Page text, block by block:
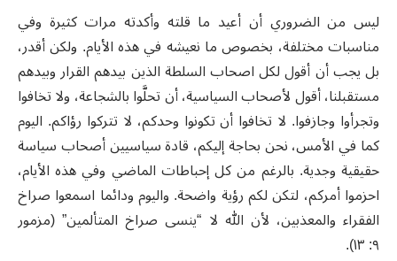
ليس من الضروري أن أعيد ما قلته وأكدته مرات كثيرة وفي
مناسبات مختلفة، بخصوص ما نعيشه في هذه الأيام. ولكن أقدر،
بل يجب أن أقول لكل اصحاب السلطة الذين بيدهم القرار وبيدهم
مستقبلنا، أقول لأصحاب السياسية، أن تحلَّوا بالشجاعة، ولا تخافوا
وتجرأوا وجازفوا. لا تخافوا أن تكونوا وحدكم، لا تتركوا رؤاكم. اليوم
كما في الأمس، نحن بحاجة إليكم، قادة سياسيين أصحاب سياسة
حقيقية وجدية. بالرغم من كل إحباطات الماضي وفي هذه الأيام،
احزموا أمركم، لتكن لكم رؤية واضحة. واليوم ودائما اسمعوا صراخ
الفقراء والمعذبين، لأن الله لا “ينسى صراخ المتألمين” (مزمور
٩: ١٣).